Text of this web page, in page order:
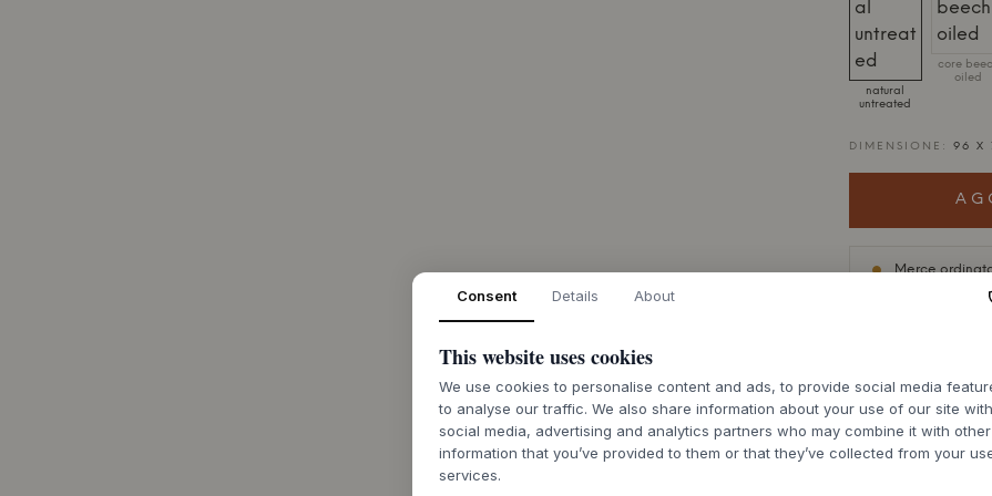
natural
untreated
core
oiled
DIMENSIONE: 96 X
Merce
Il co-sleeper
massello di
antibatteriche. Il
Consent Details About
This website uses cookies
We use cookies to personalise content and ads, to provide social media
to analyse our traffic. We also share information about your use of our site
social media, advertising and analytics partners who may combine it with other
information that you’ve provided to them or that they’ve collected from your
services.